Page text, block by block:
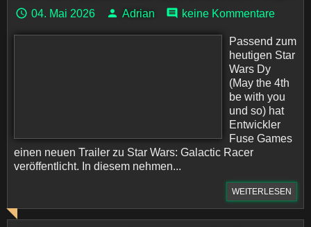
04. Mai 2026 Adrian keine Kommentare
Passend zum
heutigen Star
Wars Dy
(May the 4th
be with you
und so) hat
Entwickler
Fuse Games
einen neuen Trailer zu Star Wars: Galactic Racer
veröffentlicht. In diesem nehmen...
WEITERLESEN